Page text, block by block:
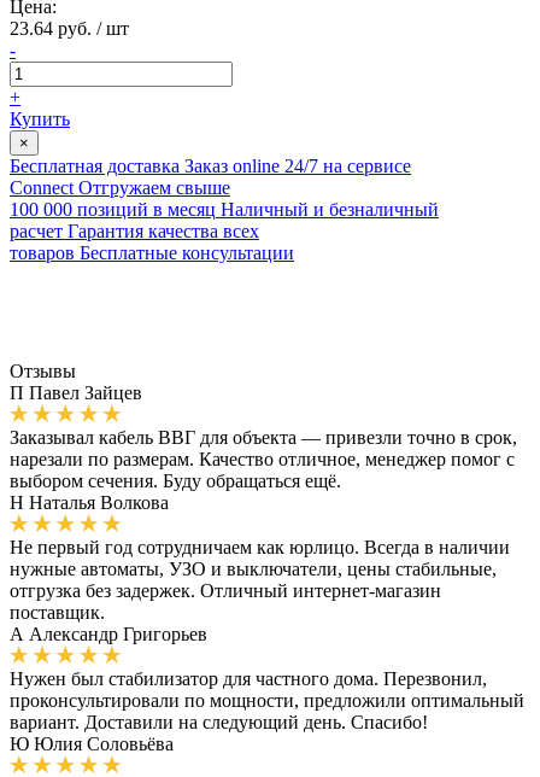
Цена:
23.64 руб. / шт
-
+
Купить
×
Бесплатная доставка Заказ online 24/7 на сервисе
Connect Отгружаем свыше
100 000 позиций в месяц Наличный и безналичный
расчет Гарантия качества всех
товаров Бесплатные консультации
Отзывы
П Павел Зайцев
Заказывал кабель ВВГ для объекта — привезли точно в срок,
нарезали по размерам. Качество отличное, менеджер помог с
выбором сечения. Буду обращаться ещё.
Н Наталья Волкова
Не первый год сотрудничаем как юрлицо. Всегда в наличии
нужные автоматы, УЗО и выключатели, цены стабильные,
отгрузка без задержек. Отличный интернет-магазин
поставщик.
А Александр Григорьев
Нужен был стабилизатор для частного дома. Перезвонил,
проконсультировали по мощности, предложили оптимальный
вариант. Доставили на следующий день. Спасибо!
Ю Юлия Соловьёва